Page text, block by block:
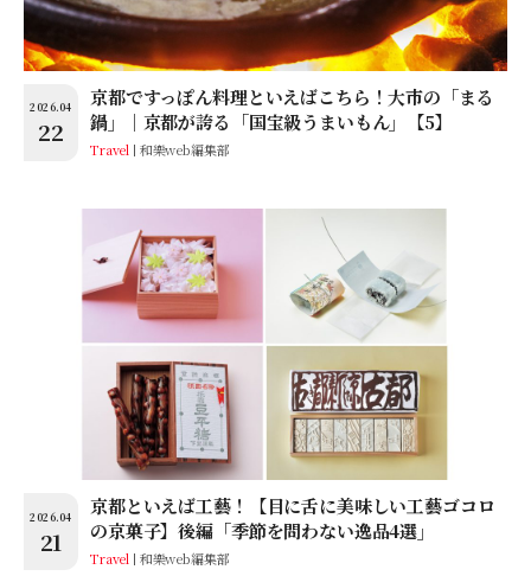
2026.04
22
京都ですっぽん料理といえばこちら！大市の「まる
鍋」｜京都が誇る「国宝級うまいもん」【5】
Travel 和樂web編集部
2026.04
21
京都といえば工藝！【目に舌に美味しい工藝ゴコロ
の京菓子】後編「季節を問わない逸品4選」
Travel 和樂web編集部